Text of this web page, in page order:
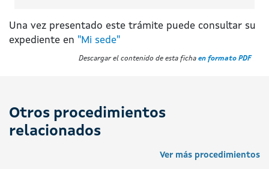
Una vez presentado este trámite puede consultar su
expediente en "Mi sede"
Descargar el contenido de esta ficha en formato PDF
Otros procedimientos
relacionados
Ver más procedimientos